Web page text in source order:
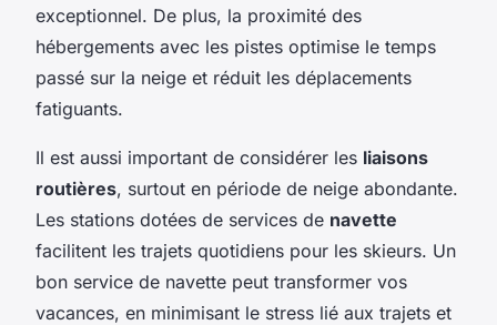
exceptionnel. De plus, la proximité des
hébergements avec les pistes optimise le temps
passé sur la neige et réduit les déplacements
fatiguants.
Il est aussi important de considérer les liaisons
routières, surtout en période de neige abondante.
Les stations dotées de services de navette
facilitent les trajets quotidiens pour les skieurs. Un
bon service de navette peut transformer vos
vacances, en minimisant le stress lié aux trajets et